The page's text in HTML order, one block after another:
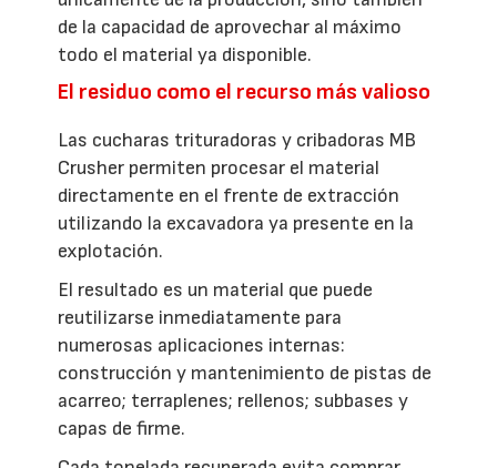
de la capacidad de aprovechar al máximo
todo el material ya disponible.
El residuo como el recurso más valioso
Las cucharas trituradoras y cribadoras MB
Crusher permiten procesar el material
directamente en el frente de extracción
utilizando la excavadora ya presente en la
explotación.
El resultado es un material que puede
reutilizarse inmediatamente para
numerosas aplicaciones internas:
construcción y mantenimiento de pistas de
acarreo; terraplenes; rellenos; subbases y
capas de firme.